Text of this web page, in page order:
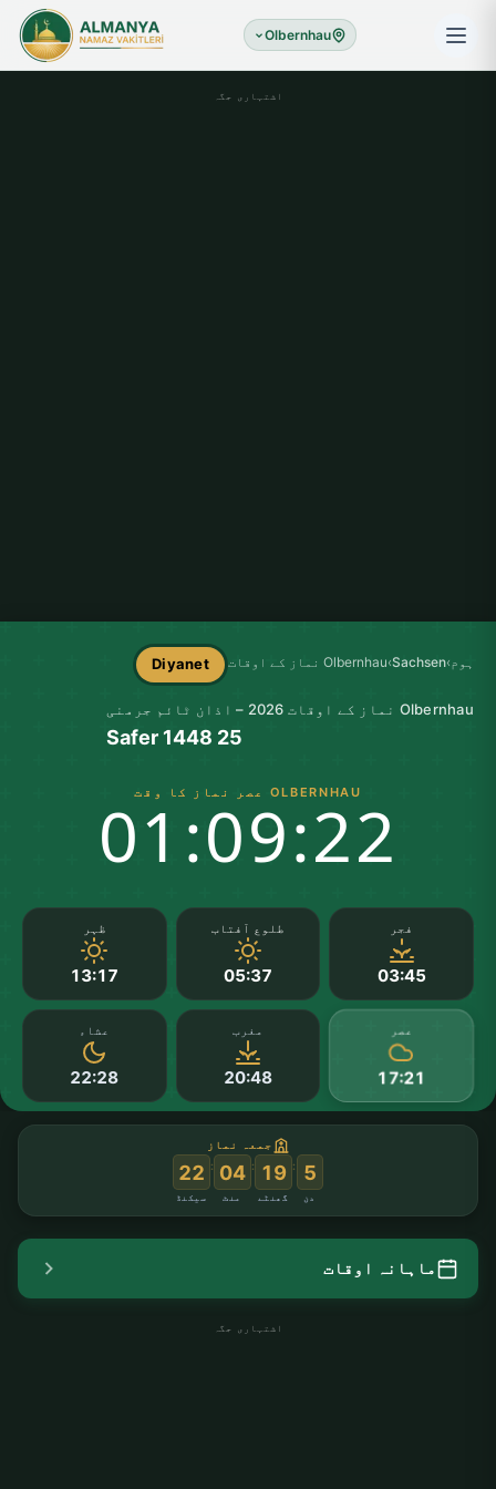
Olbernhau
اشتہاری جگہ
ہوم›
Sachsen
›Olbernhau نماز کے اوقات Diyanet
Olbernhau نماز کے اوقات 2026 – اذان ٹائم جرمنی
25 Safer 1448
OLBERNHAU عصر نماز کا وقت
01:09:21
فجر
03:45
طلوع آفتاب
05:37
ظہر
13:17
عصر
17:21
مغرب
20:48
عشاء
22:28
جمعہ نماز
5
دن
:
19
گھنٹے
:
04
منٹ
:
21
سیکنڈ
ماہانہ اوقات
اشتہاری جگہ